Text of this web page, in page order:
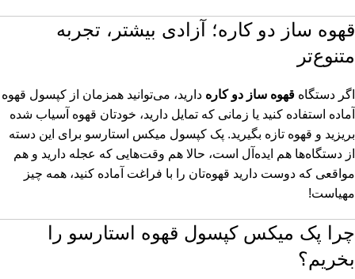
قهوه ساز دو کاره؛ آزادی بیشتر، تجربه
متنوع‌تر
اگر دستگاه قهوه ساز دو کاره دارید، می‌توانید همزمان از کپسول قهوه
آماده استفاده کنید یا زمانی که تمایل دارید، خودتان قهوه آسیاب شده
بریزید و قهوه تازه بگیرید. پک کپسول میکس استارسو برای این دسته
از دستگاه‌ها هم ایده‌آل است، حالا هم وقت‌هایی که عجله دارید و هم
مواقعی که دوست دارید قهوه‌تان را با فراغت آماده کنید، همه چیز
مهیاست!
چرا پک میکس کپسول قهوه استارسو را
بخریم؟